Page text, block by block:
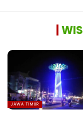
JAWA TIMUR